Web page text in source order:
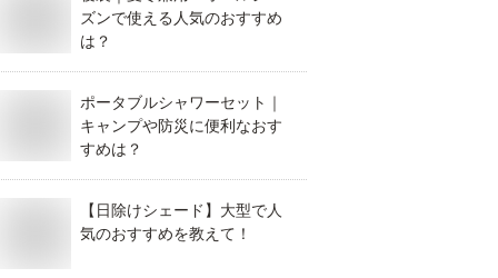
ズンで使える人気のおすすめ
は？
ポータブルシャワーセット｜
キャンプや防災に便利なおす
すめは？
【日除けシェード】大型で人
気のおすすめを教えて！